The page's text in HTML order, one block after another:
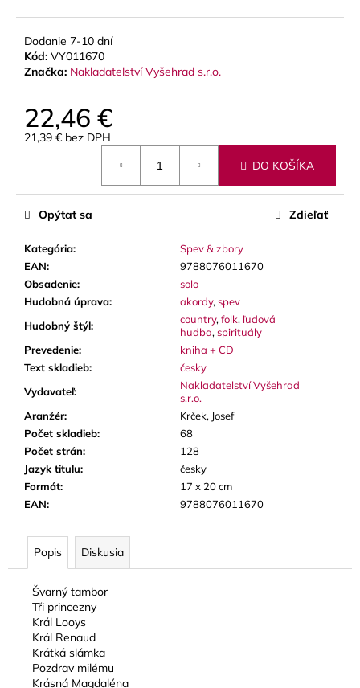
Dodanie 7-10 dní
Kód: VY011670
Značka: Nakladatelství Vyšehrad s.r.o.
22,46 €
21,39 € bez DPH
DO KOŠÍKA
Kategória:
Spev & zbory
EAN:
9788076011670
Obsadenie:
solo
Hudobná úprava: akordy, spev
Hudobný štýl: country, folk, ľudová
hudba, spirituály
Prevedenie:
kniha + CD
Text skladieb:
česky
Vydavateľ:
Nakladatelství Vyšehrad
s.r.o.
Aranžér:
Krček, Josef
Počet skladieb:
68
Počet strán:
128
Jazyk titulu:
česky
Formát:
17 x 20 cm
EAN: 9788076011670
Opýtať sa Zdieľať
Popis Diskusia
Švarný tambor
Tři princezny
Král Looys
Král Renaud
Krátká slámka
Pozdrav milému
Krásná Magdaléna
e
BLUE
VALVE
OIL
OLEJ